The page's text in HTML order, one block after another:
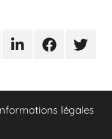
LinkedinFacebookTwitter
légales